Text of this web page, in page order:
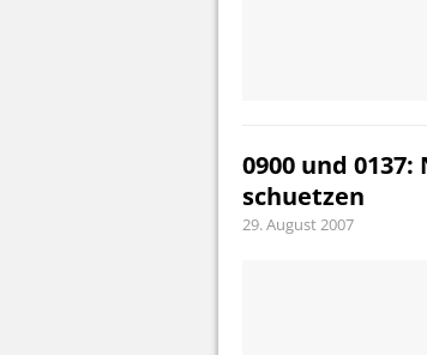
0900 und
schuetzen
29. August 2007